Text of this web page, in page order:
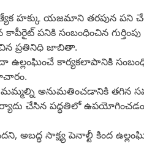
హక్కు యజమాని తరపున పని
కాపీరైట్ పనికి సంబంధించిన
ప్రతినిధి జాబితా.
ఉల్లంఘించే కార్యకలాపానికి
మమ్మల్ని అనుమతించడానికి తగిన
చేసిన పద్ధతిలో
సాక్ష్య పెనాల్టీ కింద